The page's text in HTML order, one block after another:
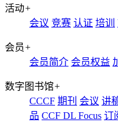
活动+
会议 竞赛 认证 培训
会员+
会员简介 会员权益
数字图书馆+
CCCF 期刊 会议 讲
品 CCF DL Focus 订